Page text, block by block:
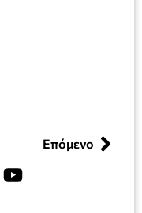
Επόμενο